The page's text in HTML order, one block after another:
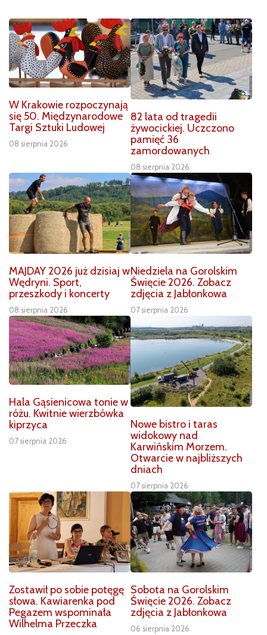
W Krakowie rozpoczynają
się 50. Międzynarodowe
Targi Sztuki Ludowej
08 sierpnia 2026
82 lata od tragedii
żywocickiej. Uczczono
pamięć 36
zamordowanych
08 sierpnia 2026
MAJDAY 2026 już dzisiaj w
Wędryni. Sport,
przeszkody i koncerty
08 sierpnia 2026
Niedziela na Gorolskim
Święcie 2026. Zobacz
zdjęcia z Jabłonkowa
07 sierpnia 2026
Hala Gąsienicowa tonie w
różu. Kwitnie wierzbówka
kiprzyca
07 sierpnia 2026
Nowe bistro i taras
widokowy nad
Karwińskim Morzem.
Otwarcie w najbliższych
dniach
07 sierpnia 2026
Zostawił po sobie potęgę
słowa. Kawiarenka pod
Pegazem wspominała
Wilhelma Przeczka
Sobota na Gorolskim
Święcie 2026. Zobacz
zdjęcia z Jabłonkowa
06 sierpnia 2026